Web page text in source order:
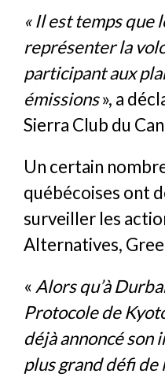
« Il est temps que
représenter la
participant aux
émissions», a
Sierra Club du
Un certain
québécoises ont
surveiller les
Alternatives,
« Alors qu’à
Protocole de
déjà annoncé son
plus grand défi de